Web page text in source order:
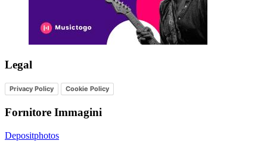
Legal
Privacy Policy Cookie Policy
Fornitore Immagini
Depositphotos